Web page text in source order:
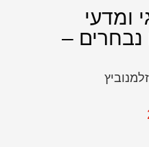
ומדעי
נבחרים –